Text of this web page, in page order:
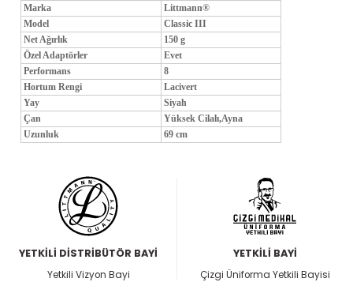
Marka
Littmann®
Model
Classic III
Net Ağırlık
150 g
Özel Adaptörler
Evet
Performans
8
Hortum Rengi
Lacivert
Yay
Siyah
Çan
Yüksek Cilalı,Ayna
Uzunluk
69 cm
YETKİLİ DİSTRİBÜTÖR BAYİ
Yetkili Vizyon Bayi
YETKİLİ BAYİ
Çizgi Üniforma Yetkili Bayisi